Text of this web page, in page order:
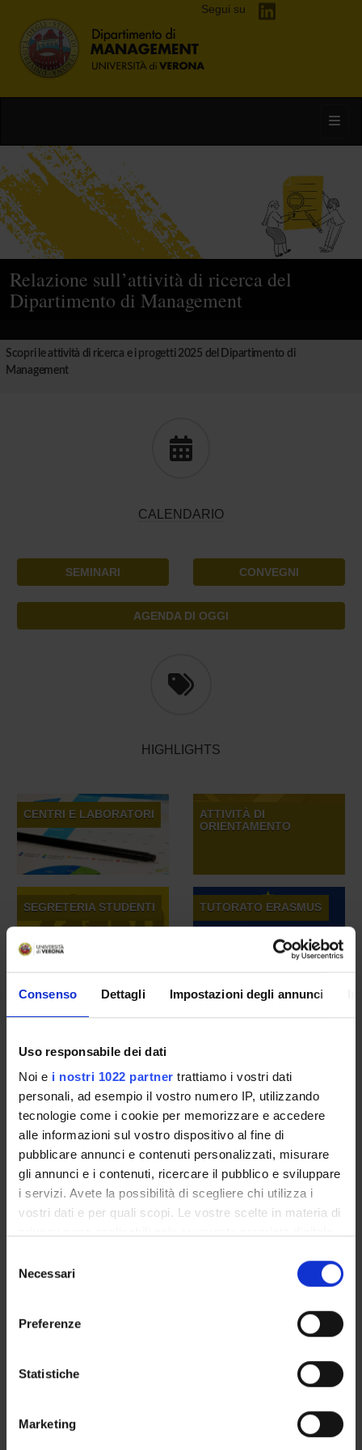
Consenso Dettagli Impostazioni degli annunci
Uso responsabile dei dati
Noi e i nostri 1022 partner trattiamo i vostri dati
personali, ad esempio il vostro numero IP, utilizzando
tecnologie come i cookie per memorizzare e accedere
alle informazioni sul vostro dispositivo al fine di
pubblicare annunci e contenuti personalizzati, misurare
gli annunci e i contenuti, ricercare il pubblico e sviluppare
i servizi. Avete la possibilità di scegliere chi utilizza i
vostri dati e per quali scopi. Le vostre scelte in materia di
modificare o revocare il proprio consenso in qualsiasi
momento dalla Dichiarazione sui cookie o facendo clic
raccogliere informazioni sulla tua posizione
geografica, con un'approssimazione di qualche
Identificare il tuo dispositivo, scansionandolo
delNecessari
Preferenze
Statistiche
Marketing
Segui su
Relazione sull’attività di ricerca del
Dipartimento di Management
Scopri le attività di ricerca e i progetti 2025 del Dipartimento di
Management
CALENDARIO
SEMINARI CONVEGNI
AGENDA DI OGGI
HIGHLIGHTS
CENTRI E LABORATORI
ATTIVITÀ DI
ORIENTAMENTO
SEGRETERIA STUDENTI TUTORATO ERASMUS
RICERCA COMPETENZE
PIANO PER LO
STAGE E TIROCINI
DIPARTIMENTO DI
MANAGEMENT - VIDEO
SUMMER E WINTER
SCHOOL
PROGETTI REGIONE
VENETO
INTERNAZIONALIZZAZIONE
PROGETTI FINANZIATI
PROGETTI PRIN